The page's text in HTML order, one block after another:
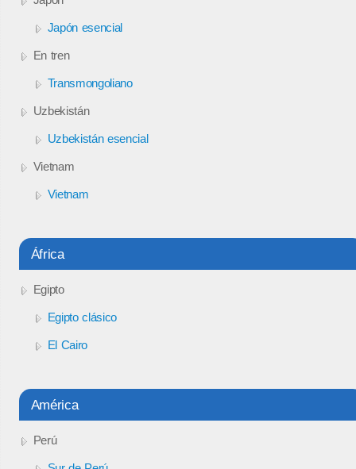
Japón esencial
En tren
Transmongoliano
Uzbekistán
Uzbekistán esencial
Vietnam
Vietnam
África
Egipto
Egipto clásico
El Cairo
América
Perú